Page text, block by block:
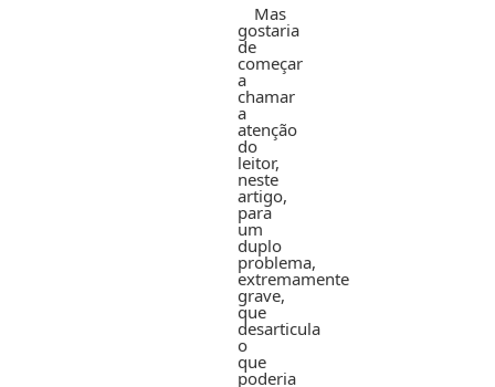
Mas
gostaria
de
começar
a
chamar
a
atenção
do
leitor,
neste
artigo,
para
um
duplo
problema,
extremamente
grave,
que
desarticula
o
que
poderia